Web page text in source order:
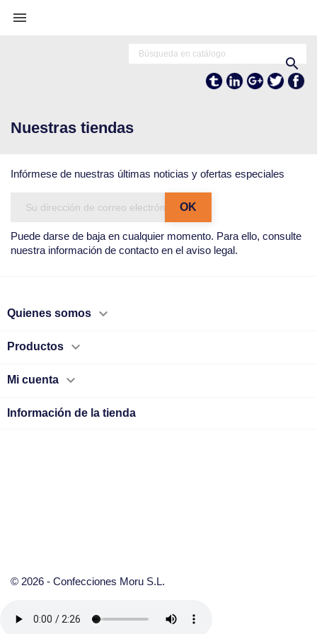


Twitter
Google+
Linkedln
Tumblr
Nuestras tiendas
Infórmese de nuestras últimas noticias y ofertas especiales
Puede darse de baja en cualquier momento. Para ello, consulte
nuestra información de contacto en el aviso legal.
Quienes somos 
Productos 
Mi cuenta 
Información de la tienda
© 2026 - Confecciones Moru S.L.